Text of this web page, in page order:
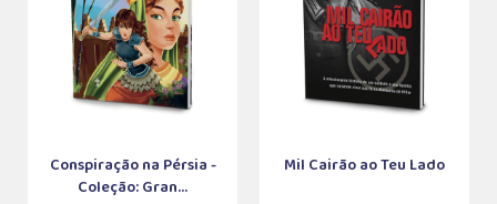
Conspiração na Pérsia -
Coleção: Gran...
Mil Cairão ao Teu Lado